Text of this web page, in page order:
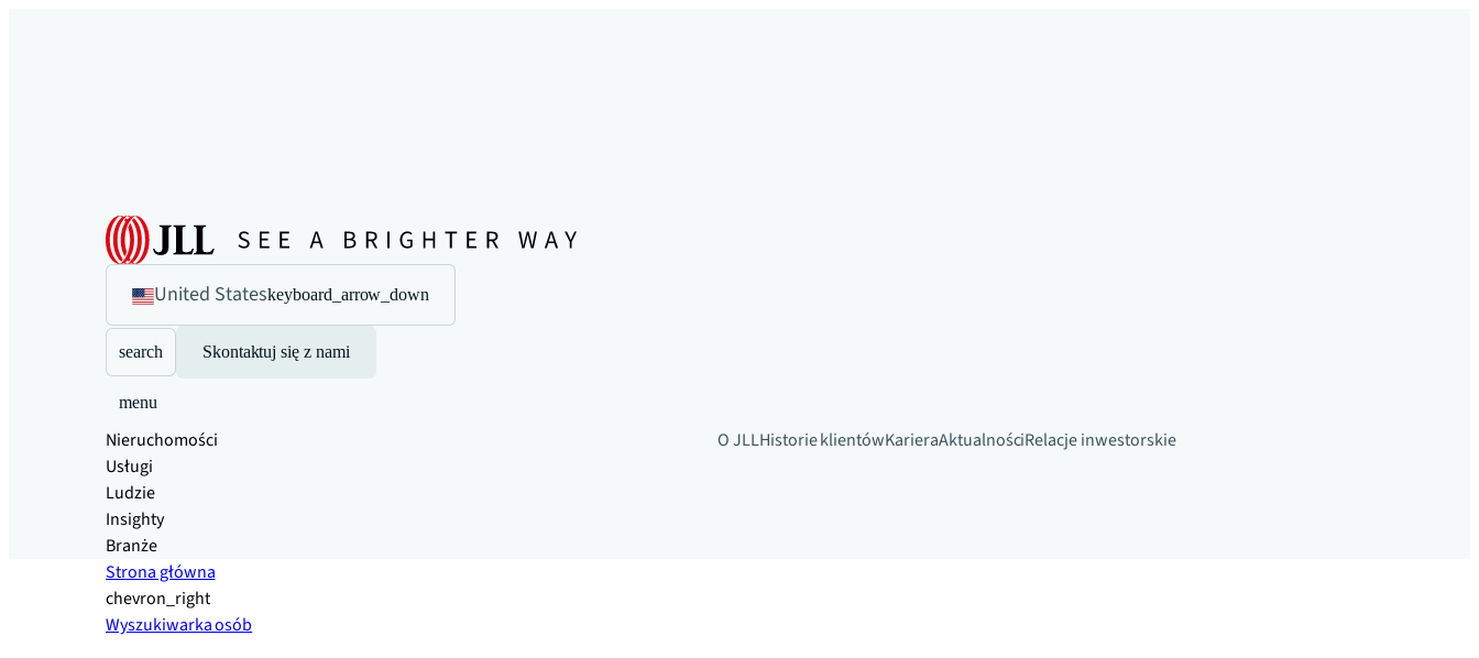
United Stateskeyboard_arrow_down
search Skontaktuj się z nami
menu
Nieruchomości
Usługi
Ludzie
Insighty
Branże
O JLLHistorie klientówKarieraAktualnościRelacje inwestorskie
Strona główna
chevron_right
Wyszukiwarka osób